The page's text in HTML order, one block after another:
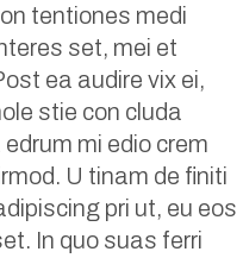
tentiones medi
set, mei et
ea audire vix ei,
stie con cluda
mi edio crem
U tinam de finiti
pri ut, eu eos
In quo suas ferri